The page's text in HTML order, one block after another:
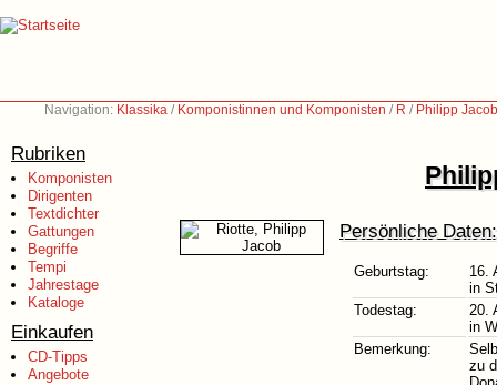
Navigation: Klassika / Komponistinnen und Komponisten / R / Philipp
Rubriken
Komponisten
Dirigenten
Textdichter
Gattungen
Begriffe
Tempi
Jahrestage
Kataloge
Einkaufen
CD-Tipps
Angebote
Persönliche Daten:
Geburtstag:
16.
in
Todestag:
20.
in
Bemerkung:
zu